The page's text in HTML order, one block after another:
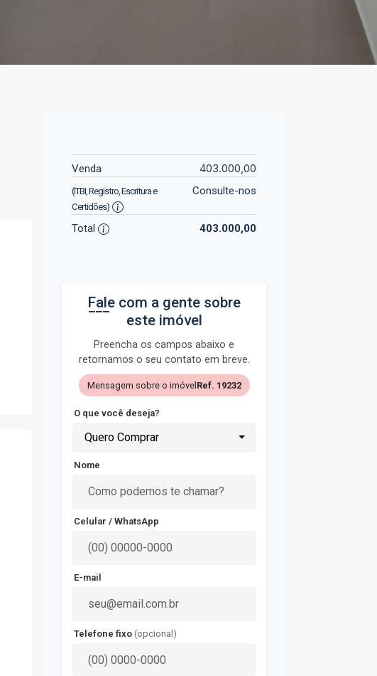
Venda 403.000,00
(ITBI, Registro, Escritura e
Certidões)
Consulte-nos
Total 403.000,00
Fale com a gente sobre
este imóvel
Preencha os campos abaixo e
retornamos o seu contato em breve.
Mensagem sobre o imóvel Ref. 19232
O que você deseja?
Quero Comprar
Nome
Celular / WhatsApp
E-mail
Telefone fixo (opcional)